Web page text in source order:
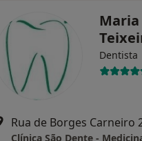
Maria
Dentista
Rua de Borges Carneiro
Clínica São Dente -